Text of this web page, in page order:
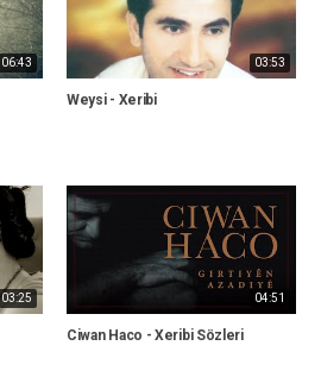
06:43 03:53
Weysi - Xeribi
03:25 04:51
Ciwan Haco - Xeribi Sözleri